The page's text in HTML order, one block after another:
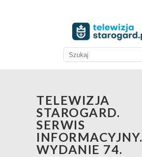
Search
for:
TELEWIZJA
STAROGARD.
SERWIS
INFORMACYJNY.
WYDANIE 74.